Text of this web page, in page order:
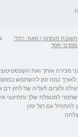
תשובת מומחה | מאת: רחלי
מסרטי חסד
מכירה אותך ואת
לאורך כמה זמן להשתמש